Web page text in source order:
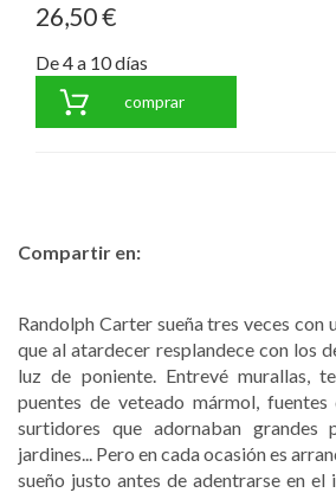
26,50 €
De 4 a 10 días
comprar
Compartir en:
Randolph Carter sueña tres veces con
que al atardecer resplandece con los
luz de poniente. Entrevé murallas,
puentes de veteado mármol,
surtidores que adornaban grandes
jardines... Pero en cada ocasión es
sueño justo antes de adentrarse en